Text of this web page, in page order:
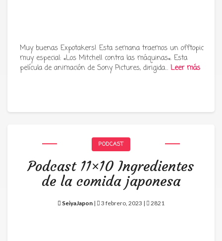
Muy buenas Expotakers! Esta semana traemos un offtopic
muy especial: «Los Mitchell contra las máquinas«. Esta
película de animación de Sony Pictures, dirigida… Leer más
PODCAST
Podcast 11×10 Ingredientes
de la comida japonesa
SeiyaJapon | 3 febrero, 2023 | 2821